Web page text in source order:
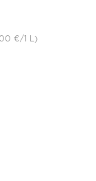
€/1 L)